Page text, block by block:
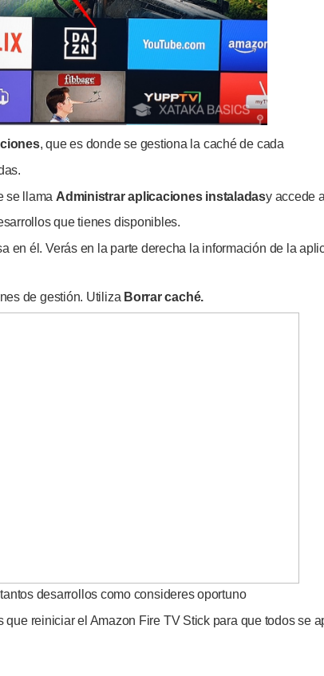
, que es donde se gestiona la caché de cada
se llama Administrar aplicaciones instaladasy accede
que tienes disponibles.
en él. Verás en la parte derecha la información de la
de gestión. Utiliza Borrar caché.
desarrollos como consideres oportuno
que reiniciar el Amazon Fire TV Stick para que todos se